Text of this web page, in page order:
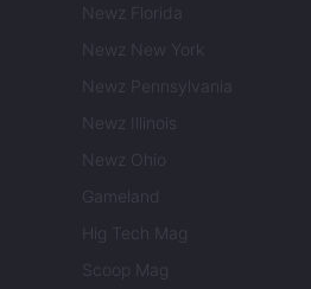
Newz Florida
Newz New York
Newz Pennsylvania
Newz Illinois
Newz Ohio
Gameland
Hig Tech Mag
Scoop Mag